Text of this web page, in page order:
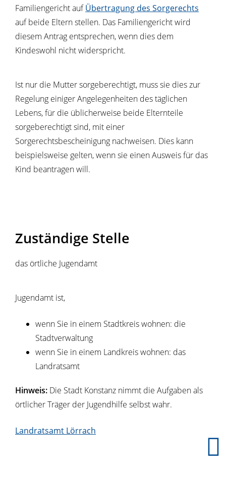
Familiengericht aufÜbertragung des Sorgerechts
auf beide Eltern stellen. Das Familiengericht wird
diesem Antrag entsprechen, wenn dies dem
Kindeswohl nicht widerspricht.
Ist nur die Mutter sorgeberechtigt, muss sie dies zur
Regelung einiger Angelegenheiten des täglichen
Lebens, für die üblicherweise beide Elternteile
sorgeberechtigt sind, mit einer
Sorgerechtsbescheinigung nachweisen. Dies kann
beispielsweise gelten, wenn sie einenAusweis für das
Kind beantragen will.
Zuständige Stelle
das örtliche Jugendamt
Jugendamt ist,
wenn Sie in einem Stadtkreis wohnen: die
Stadtverwaltung
wenn Sie in einem Landkreis wohnen: das
Landratsamt
Hinweis: Die Stadt Konstanz nimmt die Aufgaben als
örtlicher Träger der Jugendhilfe selbst wahr.
Landratsamt Lörrach